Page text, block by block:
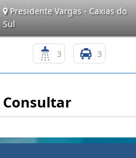
Presidente Vargas - Caxias do
Sul
3 3
Consultar